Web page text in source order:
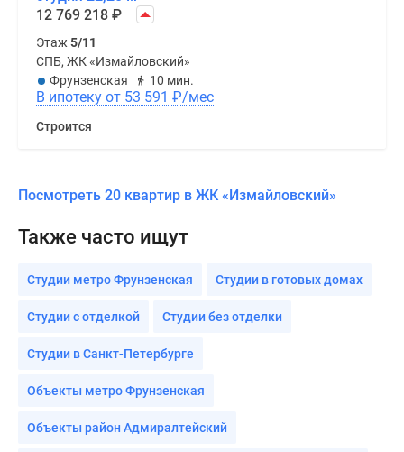
12 769 218 ₽
Этаж5/11
СПБ, ЖК «Измайловский»
Фрунзенская
10 мин.
В ипотеку от 53 591 ₽/мес
Строится
Посмотреть 20 квартир в ЖК «Измайловский»
Также часто ищут
Студии метро Фрунзенская Студии в готовых домах
Студии с отделкой Студии без отделки
Студии в Санкт-Петербурге
Объекты метро Фрунзенская
Объекты район Адмиралтейский